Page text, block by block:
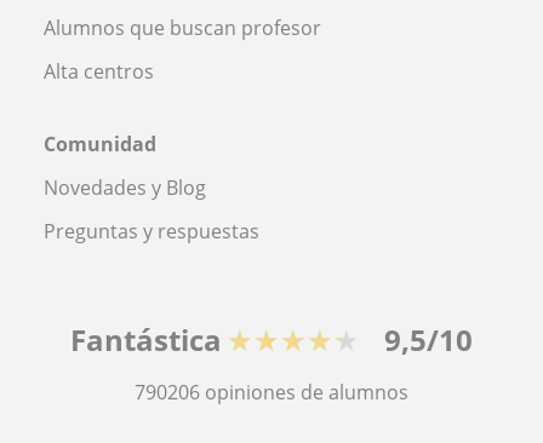
Alumnos que buscan profesor
Alta centros
Comunidad
Novedades y Blog
Preguntas y respuestas
Fantástica ★★★★★ 9,5/10
790206 opiniones de alumnos